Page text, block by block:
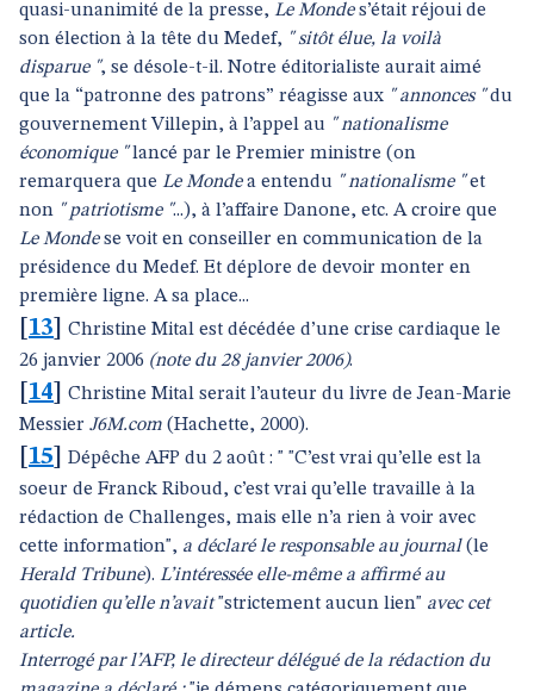
quasi-unanimité de la presse, Le Mondes’était réjoui de
son élection à la tête du Medef, " sitôt élue, la voilà
disparue ", se désole-t-il. Notre éditorialiste aurait aimé
que la “patronne des patrons” réagisse aux " annonces "du
gouvernement Villepin, à l’appel au " nationalisme
économique "lancé par le Premier ministre (on
remarquera que Le Mondea entendu " nationalisme "et
non " patriotisme "...), à l’affaire Danone, etc. A croire que
Le Mondese voit en conseiller en communication de la
présidence du Medef. Et déplore de devoir monter en
première ligne. A sa place...
13
Christine Mital est décédée d’une crise cardiaque le
26 janvier 2006 (note du 28 janvier 2006).
14
Christine Mital serait l’auteur du livre de Jean-Marie
Messier J6M.com (Hachette, 2000).
15
Dépêche AFP du 2 août : " "C’est vrai qu’elle est la
soeur de Franck Riboud, c’est vrai qu’elle travaille à la
rédaction de Challenges, mais elle n’a rien à voir avec
cette information", a déclaré le responsable au journal(le
Herald Tribune). L’intéressée elle-même a affirmé au
quotidien qu’elle n’avait"strictement aucun lien" avec cet
article.
Interrogé par l’AFP, le directeur délégué de la rédaction du